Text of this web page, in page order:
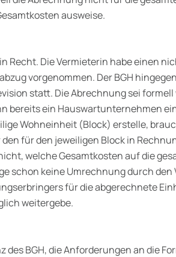
ausweise.
Recht. Die Vermieterin habe einen
vorgenommen. Der BGH
statt. Die Abrechnung sei formell
bereits ein Hauswartunternehmen
Wohneinheit (Block) erstelle,
für den jeweiligen Block in
welche Gesamtkosten auf die
schon keine Umrechnung durch den
für die abgerechnete
weitergebe.
des BGH, die Anforderungen an die